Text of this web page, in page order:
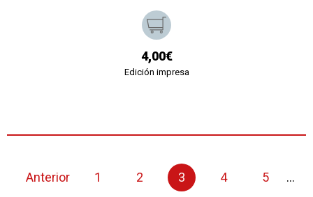
4,00€
Edición impresa
Anterior 1 2 3 4 5
...